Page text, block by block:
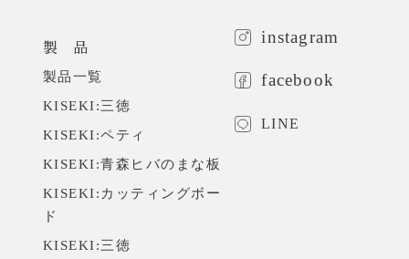
instagram
facebook
LINE
製 品
製品一覧
KISEKI:三徳
KISEKI:ペティ
KISEKI:青森ヒバのまな板
KISEKI:カッティングボー
ド
KISEKI:三徳